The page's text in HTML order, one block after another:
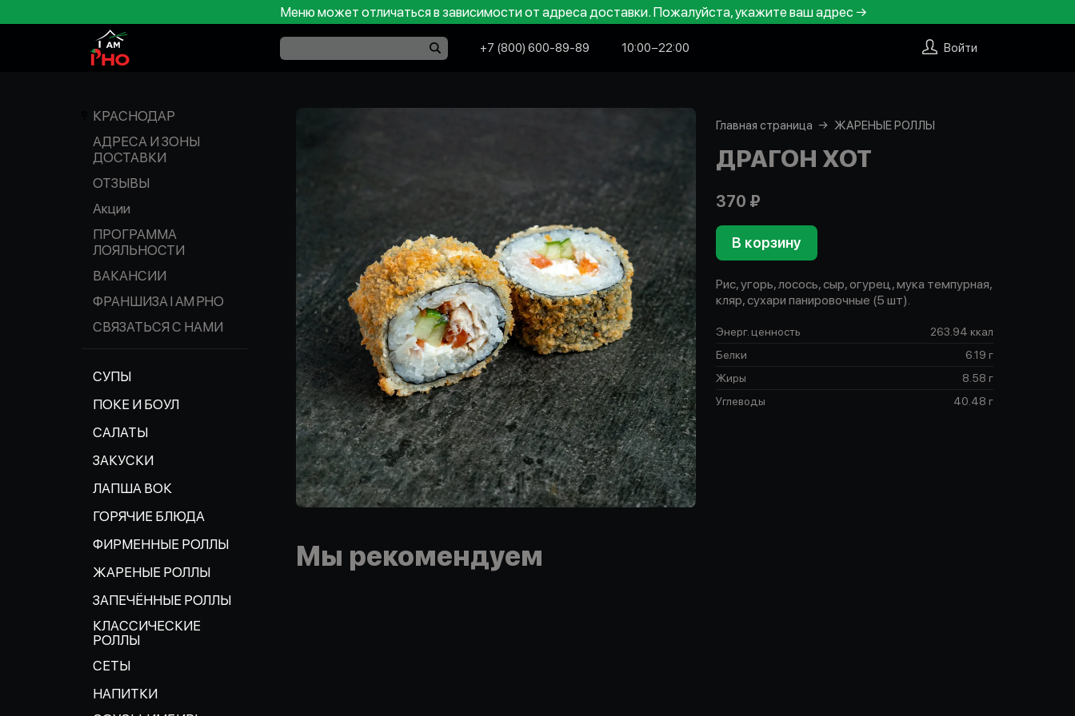
Меню может отличаться в зависимости от адреса доставки. Пожалуйста, укажите ваш адрес →
+7 (800) 600-89-89 10:00−22:00 Войти
КРАСНОДАР
АДРЕСА И ЗОНЫ
ДОСТАВКИ
ОТЗЫВЫ
Акции
ПРОГРАММА
ЛОЯЛЬНОСТИ
ВАКАНСИИ
ФРАНШИЗА I AM PHO
СВЯЗАТЬСЯ С НАМИ
СУПЫ
ПОКЕ И БОУЛ
САЛАТЫ
ЗАКУСКИ
ЛАПША ВОК
ГОРЯЧИЕ БЛЮДА
ФИРМЕННЫЕ РОЛЛЫ
ЖАРЕНЫЕ РОЛЛЫ
ЗАПЕЧЁННЫЕ РОЛЛЫ
КЛАССИЧЕСКИЕ
РОЛЛЫ
СЕТЫ
НАПИТКИ
Главная страница ЖАРЕНЫЕ РОЛЛЫ
ДРАГОН ХОТ
370 ₽
В корзину
Рис, угорь, лосось, сыр, огурец, мука темпурная,
кляр, сухари панировочные (5 шт).
Энерг. ценность
263.94 ккал
Белки
6.19 г
Жиры
8.58 г
Углеводы
40.48 г
Мы рекомендуем